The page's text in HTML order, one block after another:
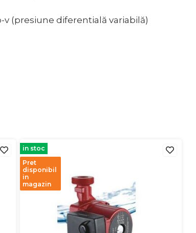
(presiune diferentială variabilă)
in stoc
Pret
disponibil
in
magazin